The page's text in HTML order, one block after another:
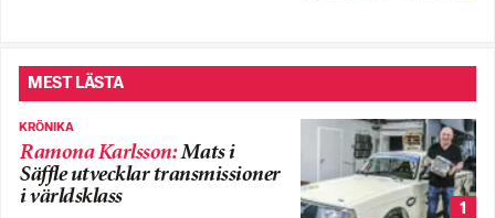
MEST LÄSTA
KRÖNIKA
Ramona Karlsson:Mats i
Säffle utvecklar transmissioner
i världsklass
1